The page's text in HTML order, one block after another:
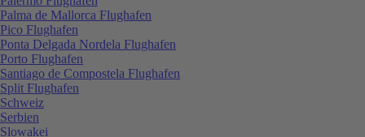
Palma de Mallorca Flughafen
Pico Flughafen
Ponta Delgada Nordela Flughafen
Porto Flughafen
Santiago de Compostela Flughafen
Split Flughafen
Schweiz
Serbien
Slowakei